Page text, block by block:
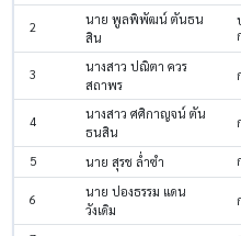
2
นาย พูลพิพัฒน์ ตันธน
สิน
3
นางสาว ปณิตา ควร
สถาพร
4
นางสาว ศศิกาญจน์ ตัน
ธนสิน
5 นาย สุรช ล่ำซำ
6
นาย ปองธรรม แดน
วังเดิม